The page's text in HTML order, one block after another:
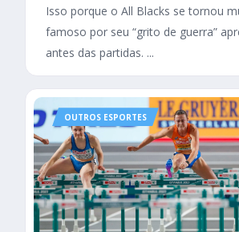
Isso porque o All Blacks se tornou
famoso por seu “grito de guerra”
antes das partidas. ...
OUTROS ESPORTES